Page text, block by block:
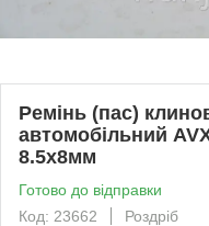
Ремінь (пас)
автомобільний
8.5х8мм
Готово до відправки
Код: 23662
Роздріб